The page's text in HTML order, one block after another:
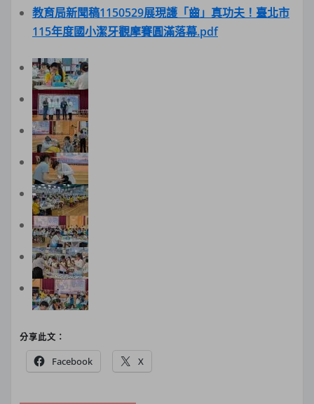
教育局新聞稿1150529展現護「齒」真功夫！臺北市
115年度國小潔牙觀摩賽圓滿落幕.pdf
分享此文：
Facebook X